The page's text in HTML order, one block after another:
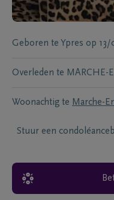
Geboren te Ypres op 13/
Overleden te MARCHE-
Woonachtig te Marche-
Stuur een